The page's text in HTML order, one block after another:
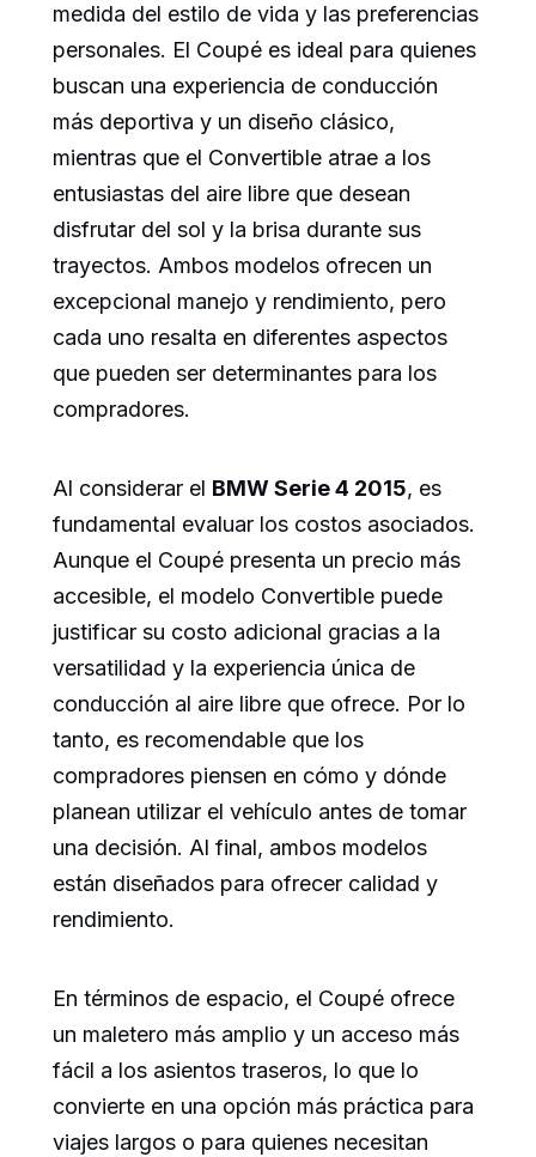
medida del estilo de vida y las preferencias
personales. El Coupé es ideal para quienes
buscan una experiencia de conducción
más deportiva y un diseño clásico,
mientras que el Convertible atrae a los
entusiastas del aire libre que desean
disfrutar del sol y la brisa durante sus
trayectos. Ambos modelos ofrecen un
excepcional manejo y rendimiento, pero
cada uno resalta en diferentes aspectos
que pueden ser determinantes para los
compradores.
Al considerar el BMW Serie 4 2015, es
fundamental evaluar los costos asociados.
Aunque el Coupé presenta un precio más
accesible, el modelo Convertible puede
justificar su costo adicional gracias a la
versatilidad y la experiencia única de
conducción al aire libre que ofrece. Por lo
tanto, es recomendable que los
compradores piensen en cómo y dónde
planean utilizar el vehículo antes de tomar
una decisión. Al final, ambos modelos
están diseñados para ofrecer calidad y
rendimiento.
En términos de espacio, el Coupé ofrece
un maletero más amplio y un acceso más
fácil a los asientos traseros, lo que lo
convierte en una opción más práctica para
viajes largos o para quienes necesitan